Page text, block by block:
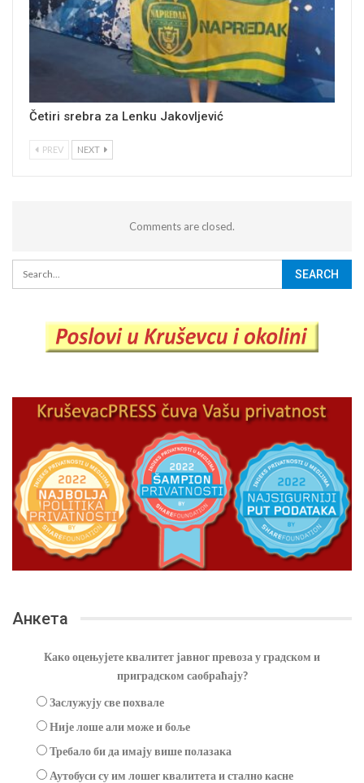
Četiri srebra za Lenku Jakovljević
PREV NEXT
Comments are closed.
Анкета
Како оцењујете квалитет јавног превоза у градском и
приградском саобраћају?
Заслужују све похвале
Није лоше али може и боље
Требало би да имају више полазака
Аутобуси су им лошег квалитета и стално касне